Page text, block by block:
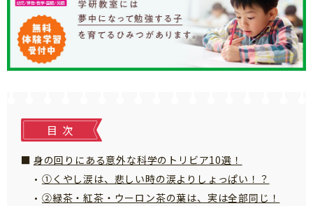
「こそだてまっぷ」とは
目次
身の回りにある意外な科学のトリビア10選！
①くやし涙は、悲しい時の涙よりしょっぱい！？
②緑茶・紅茶・ウーロン茶の葉は、実は全部同じ！